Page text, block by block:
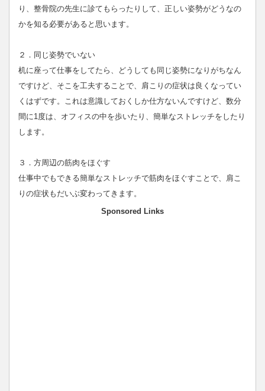
り、整骨院の先生に診てもらったりして、正しい姿勢がどうなの
かを知る必要があると思います。
２．同じ姿勢でいない
机に座って仕事をしてたら、どうしても同じ姿勢になりがちなん
ですけど、そこを工夫することで、肩こりの症状は良くなってい
くはずです。これは意識しておくしか仕方ないんですけど、数分
間に1度は、オフィスの中を歩いたり、簡単なストレッチをしたり
します。
３．方周辺の筋肉をほぐす
仕事中でもできる簡単なストレッチで筋肉をほぐすことで、肩こ
りの症状もだいぶ変わってきます。
Sponsored Links